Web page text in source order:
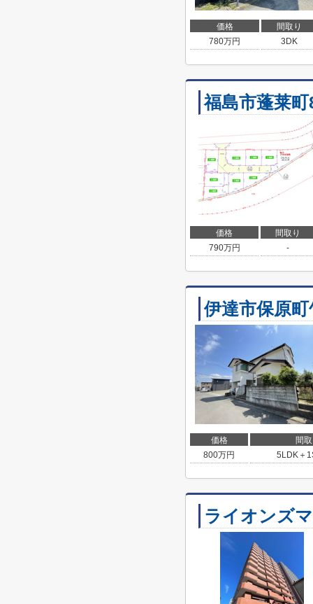
価格
間取り
780万円 3DK
福島市蓬莱
価格
間取り
790万円 -
伊達市保原
価格
間
800万円 5LDK＋
ライオンズ